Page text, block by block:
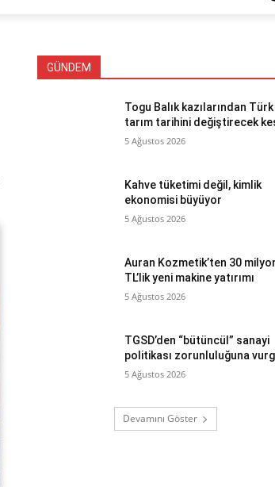
GÜNDEM
Togu Balık kazılarından Türk
tarım tarihini değiştirecek
5 Ağustos 2026
Kahve tüketimi değil, kimlik
ekonomisi büyüyor
5 Ağustos 2026
Auran Kozmetik’ten 30
TL’lik yeni makine yatırımı
5 Ağustos 2026
TGSD’den “bütüncül” sanayi
politikası zorunluluğuna
5 Ağustos 2026
Devamını Göster